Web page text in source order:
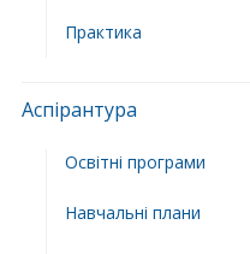
Практика
Аспірантура
Освітні програми
Навчальні плани